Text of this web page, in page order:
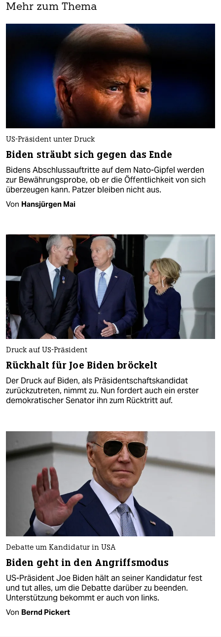
Mehr zum Thema
US-Präsident unter Druck
Biden sträubt sich gegen das Ende
Bidens Abschlussauftritte auf dem Nato-Gipfel werden
zur Bewährungsprobe, ob er die Öffentlichkeit von sich
überzeugen kann. Patzer bleiben nicht aus.
Von Hansjürgen Mai
Druck auf US-Präsident
Rückhalt für Joe Biden bröckelt
Der Druck auf Biden, als Präsidentschaftskandidat
zurückzutreten, nimmt zu. Nun fordert auch ein erster
demokratischer Senator ihn zum Rücktritt auf.
Debatte um Kandidatur in USA
Biden geht in den Angriffsmodus
US-Präsident Joe Biden hält an seiner Kandidatur fest
und tut alles, um die Debatte darüber zu beenden.
Unterstützung bekommt er auch von links.
Von Bernd Pickert